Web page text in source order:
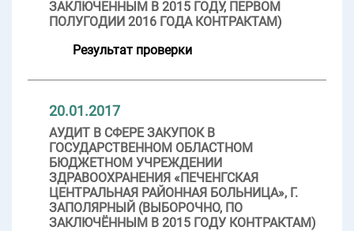
ЗАКЛЮЧЕННЫМ В 2015 ГОДУ, ПЕРВОМ
ПОЛУГОДИИ 2016 ГОДА КОНТРАКТАМ)
Результат проверки
20.01.2017
АУДИТ В СФЕРЕ ЗАКУПОК В
ГОСУДАРСТВЕННОМ ОБЛАСТНОМ
БЮДЖЕТНОМ УЧРЕЖДЕНИИ
ЗДРАВООХРАНЕНИЯ «ПЕЧЕНГСКАЯ
ЦЕНТРАЛЬНАЯ РАЙОННАЯ БОЛЬНИЦА», Г.
ЗАПОЛЯРНЫЙ (ВЫБОРОЧНО, ПО
ЗАКЛЮЧЁННЫМ В 2015 ГОДУ КОНТРАКТАМ)